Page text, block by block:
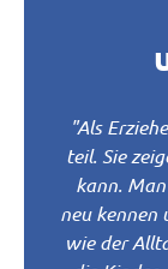
"Als
teil. Sie
kann.
neu kennen
wie der